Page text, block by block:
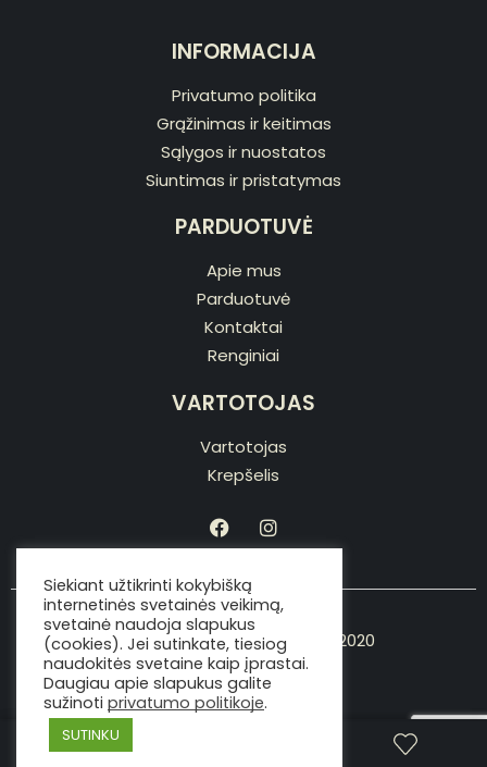
INFORMACIJA
Privatumo politika
Grąžinimas ir keitimas
Sąlygos ir nuostatos
Siuntimas ir pristatymas
PARDUOTUVĖ
Apie mus
Parduotuvė
Kontaktai
Renginiai
VARTOTOJAS
Vartotojas
Krepšelis
Copyright © Viking the chef 2020
Siekiant užtikrinti kokybišką
internetinės svetainės veikimą,
svetainė naudoja slapukus
(cookies). Jei sutinkate, tiesiog
naudokitės svetaine kaip įprastai.
Daugiau apie slapukus galite
sužinoti privatumo politikoje.
SUTINKU